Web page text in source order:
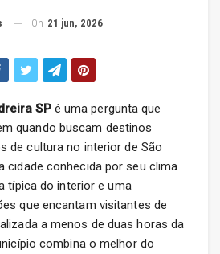
On 21 jun, 2026
SPé uma pergunta que
quando buscam destinos
de cultura no interior de São
cidade conhecida por seu clima
típica do interior e uma
que encantam visitantes de
a menos de duas horas da
combina o melhor do